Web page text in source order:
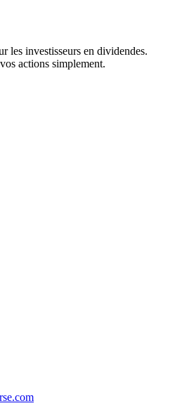
les investisseurs en dividendes.
actions simplement.